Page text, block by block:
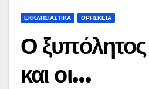
ΕΚΚΛΗΣΙΑΣΤΙΚΑ ΘΡΗΣΚΕΙΑ
Ο
και οι…